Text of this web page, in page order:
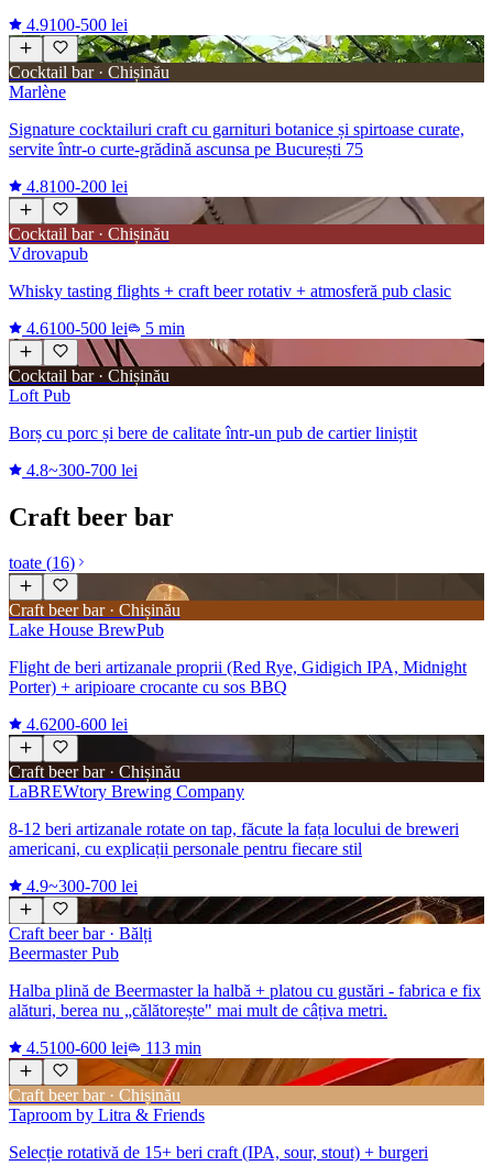
4.9100-500 lei
Cocktail bar · Chișinău
Marlène
Signature cocktailuri craft cu garnituri botanice și spirtoase curate,
servite într-o curte-grădină ascunsa pe București 75
4.8100-200 lei
Cocktail bar · Chișinău
Vdrovapub
Whisky tasting flights + craft beer rotativ + atmosferă pub clasic
4.6100-500 lei 5 min
Cocktail bar · Chișinău
Loft Pub
Borș cu porc și bere de calitate într-un pub de cartier liniștit
4.8~300-700 lei
Craft beer bar
toate (16)
Craft beer bar · Chișinău
Lake House BrewPub
Flight de beri artizanale proprii (Red Rye, Gidigich IPA, Midnight
Porter) + aripioare crocante cu sos BBQ
4.6200-600 lei
Craft beer bar · Chișinău
LaBREWtory Brewing Company
8-12 beri artizanale rotate on tap, făcute la fața locului de breweri
americani, cu explicații personale pentru fiecare stil
4.9~300-700 lei
Craft beer bar· Bălți
Beermaster Pub
Halba plină de Beermaster la halbă + platou cu gustări - fabrica e fix
alături, berea nu „călătorește" mai mult de câțiva metri.
4.5100-600 lei 113 min
Craft beer bar · Chișinău
Taproom by Litra & Friends
Selecție rotativă de 15+ beri craft (IPA, sour, stout) + burgeri